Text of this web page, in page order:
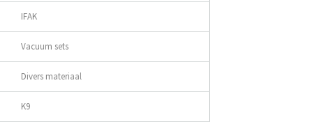
IFAK
Vacuum sets
Divers materiaal
K9